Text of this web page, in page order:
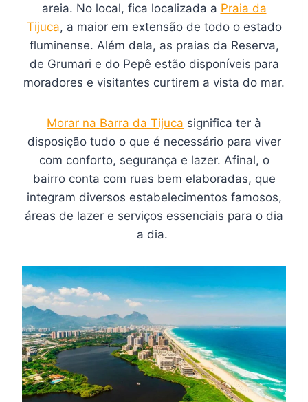
areia. No local, fica localizada a Praia da
Tijuca, a maior em extensão de todo o estado
fluminense. Além dela, as praias da Reserva,
de Grumari e do Pepê estão disponíveis para
moradores e visitantes curtirem a vista do mar.
Morar na Barra da Tijuca significa ter à
disposição tudo o que é necessário para viver
com conforto, segurança e lazer. Afinal, o
bairro conta com ruas bem elaboradas, que
integram diversos estabelecimentos famosos,
áreas de lazer e serviços essenciais para o dia
a dia.